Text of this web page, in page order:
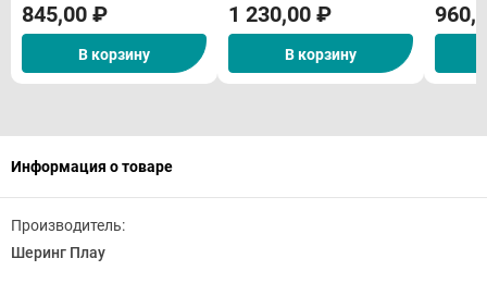
845,00 ₽
В корзину
1 230,00 ₽
В корзину
Информация о товаре
Производитель:
Шеринг Плау